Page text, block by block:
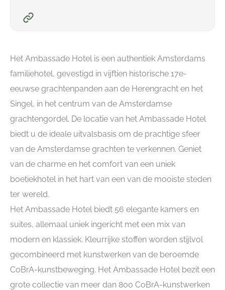
Het Ambassade Hotel is een authentiek Amsterdams
familiehotel, gevestigd in vijftien historische 17e-
eeuwse grachtenpanden aan de Herengracht en het
Singel, in het centrum van de Amsterdamse
grachtengordel. De locatie van het Ambassade Hotel
biedt u de ideale uitvalsbasis om de prachtige sfeer
van de Amsterdamse grachten te verkennen. Geniet
van de charme en het comfort van een uniek
boetiekhotel in het hart van een van de mooiste steden
ter wereld.
Het Ambassade Hotel biedt 56 elegante kamers en
suites, allemaal uniek ingericht met een mix van
modern en klassiek. Kleurrijke stoffen worden stijlvol
gecombineerd met kunstwerken van de beroemde
CoBrA-kunstbeweging. Het Ambassade Hotel bezit een
grote collectie van meer dan 800 CoBrA-kunstwerken